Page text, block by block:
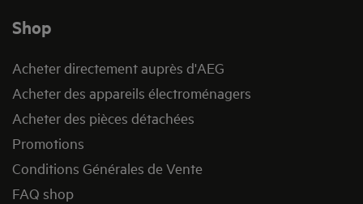
Shop
Acheter directement auprès d'AEG
Acheter des appareils électroménagers
Acheter des pièces détachées
Promotions
Conditions Générales de Vente
FAQ shop